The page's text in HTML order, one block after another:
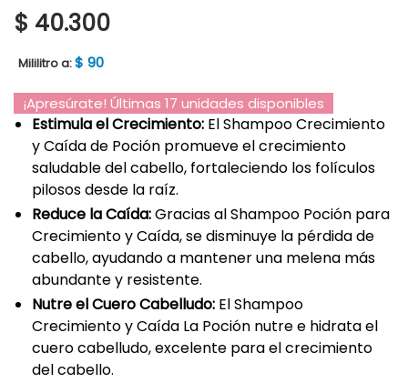
$ 40.300
Mililitro a:$ 90
¡Apresúrate! Últimas 17 unidades disponibles
Estimula el Crecimiento: El Shampoo Crecimiento
y Caída de Poción promueve el crecimiento
saludable del cabello, fortaleciendo los folículos
pilosos desde la raíz.
Reduce la Caída:Gracias al Shampoo Poción para
Crecimiento y Caída, se disminuye la pérdida de
cabello, ayudando a mantener una melena más
abundante y resistente.
Nutre el Cuero Cabelludo: El Shampoo
Crecimiento y Caída La Poción nutre e hidrata el
cuero cabelludo, excelente para el crecimiento
del cabello.